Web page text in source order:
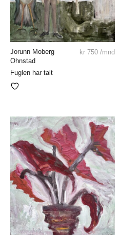
Jorunn Moberg
Ohnstad
Fuglen har talt
kr 750 /mnd